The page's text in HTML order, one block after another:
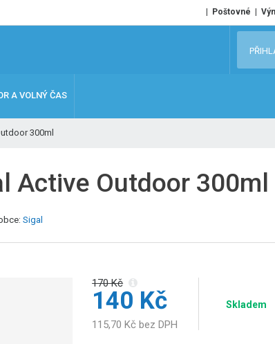
Poštovné
e
A VOLNÝ ČAS
300ml
Active Outdoor 300ml
Sigal
170 Kč
140 Kč
115,70 Kč bez DPH
Skladem